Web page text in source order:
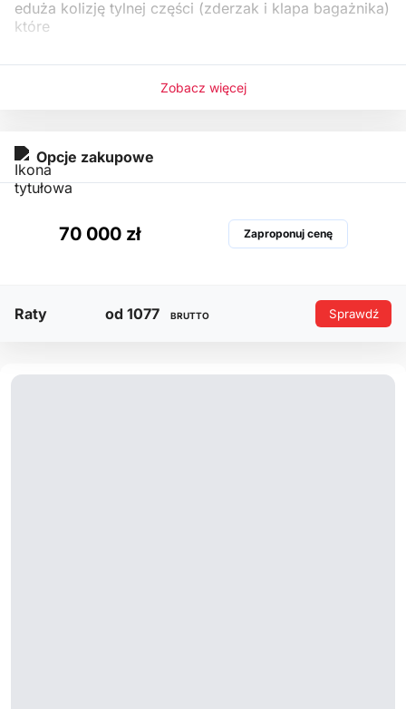
eduża kolizję tylnej części (zderzak i klapa bagażnika)
które
Zobacz więcej
Opcje zakupowe
70 000 zł Zaproponuj cenę
Raty od 1077 BRUTTO Sprawdź